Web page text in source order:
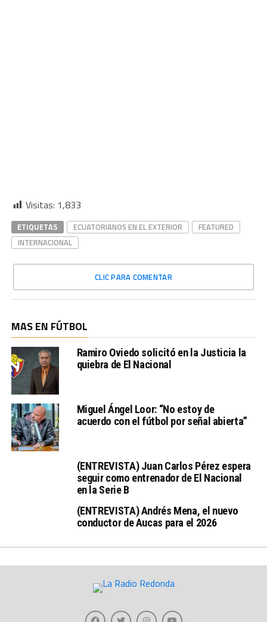
Visitas: 1,833
ETIQUETAS ECUATORIANOS EN EL EXTERIOR
FEATURED
INTERNACIONAL
CLIC PARA COMENTAR
MAS EN FÚTBOL
Ramiro Oviedo solicitó en la Justicia la
quiebra de El Nacional
Miguel Ángel Loor: “No estoy de
acuerdo con el fútbol por señal abierta”
(ENTREVISTA) Juan Carlos Pérez espera
seguir como entrenador de El Nacional
en la Serie B
(ENTREVISTA) Andrés Mena, el nuevo
conductor de Aucas para el 2026